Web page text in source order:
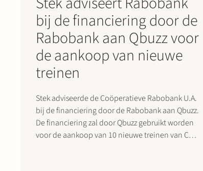
bij de financiering door de
Rabobank aan Qbuzz voor
de aankoop van nieuwe
treinen
Stek adviseerde de Coöperatieve Rabobank U.A.
bij de financiering door de Rabobank aan Qbuzz.
De financiering zal door Qbuzz gebruikt worden
voor de aankoop van 10 nieuwe treinen van CAF